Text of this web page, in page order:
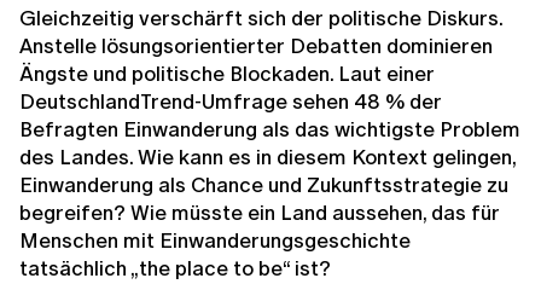
Gleichzeitig verschärft sich der politische Diskurs.
Anstelle lösungsorientierter Debatten dominieren
Ängste und politische Blockaden. Laut einer
DeutschlandTrend-Umfrage sehen 48 % der
Befragten Einwanderung als das wichtigste Problem
des Landes. Wie kann es in diesem Kontext gelingen,
Einwanderung als Chance und Zukunftsstrategie zu
begreifen? Wie müsste ein Land aussehen, das für
Menschen mit Einwanderungsgeschichte
tatsächlich „the place to be“ ist?